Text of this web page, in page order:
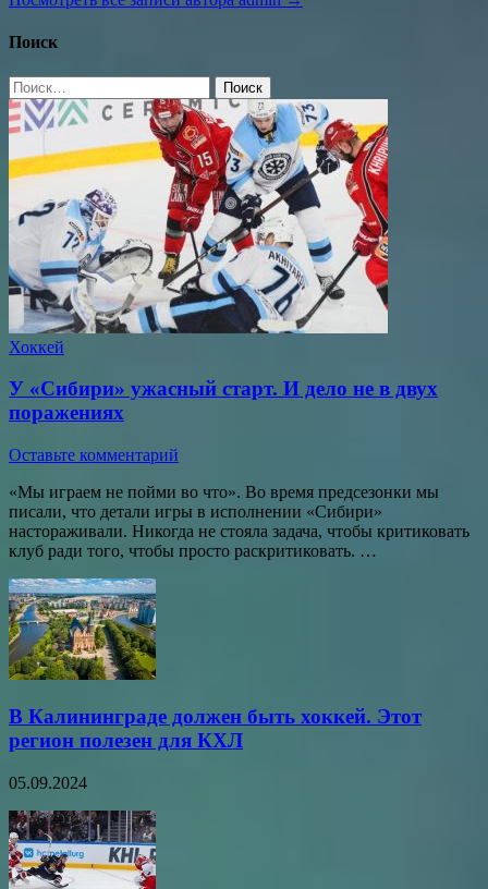
Поиск
Найти:
Хоккей
У «Сибири» ужасный старт. И дело не в двух
поражениях
Оставьте комментарий
«Мы играем не пойми во что». Во время предсезонки мы
писали, что детали игры в исполнении «Сибири»
настораживали. Никогда не стояла задача, чтобы критиковать
клуб ради того, чтобы просто раскритиковать. …
В Калининграде должен быть хоккей. Этот
регион полезен для КХЛ
05.09.2024